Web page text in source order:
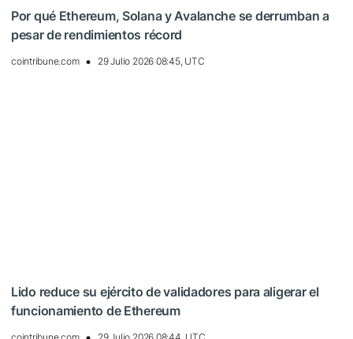
Por qué Ethereum, Solana y Avalanche se derrumban a
pesar de rendimientos récord
cointribune.com 29 Julio 2026 08:45, UTC
Lido reduce su ejército de validadores para aligerar el
funcionamiento de Ethereum